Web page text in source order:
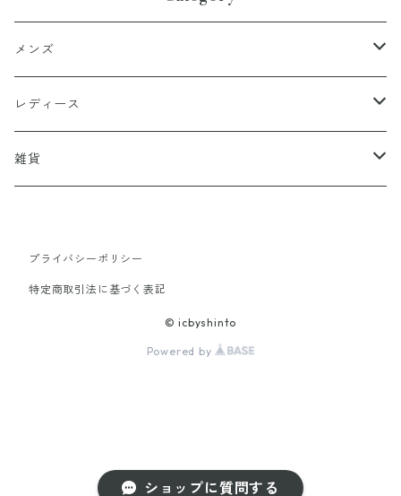
ショップに質問する
メンズ
アウター
トップス
シャツ
靴・バッグ
レディース
アウター
ブルゾン
ボトム
雑貨
バッグ
プライバシーポリシー
特定商取引法に基づく表記
© icbyshinto
Powered by